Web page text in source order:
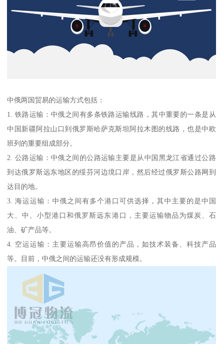
中俄两国贸易的运输方式包括：
1. 铁路运输：中俄之间有多条铁路运输线路，其中重要的一条是从
中国新疆阿拉山口到俄罗斯哈萨克斯坦阿拉木图的线路，也是中欧
班列的重要组成部分。
2. 公路运输：中俄之间的公路运输主要是从中国黑龙江省通过公路
到达俄罗斯远东地区的绥芬河边境口岸，然后经过俄罗斯公路网到
达目的地。
3. 海运运输：中俄之间有多个港口可供选择，其中主要的是中国
大、中、小型港口和俄罗斯远东港口，主要运输物品为煤炭、石
油、矿产品等。
4. 空运运输：主要运输高昂价值的产品，如技术装备、科技产品
等。目前，中俄之间的运输还没有形成规模。